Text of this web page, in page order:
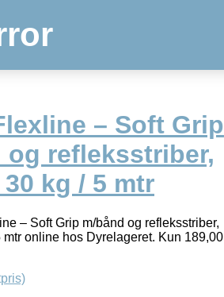
– Soft Grip
og refleksstriber,
kg / 5 mtr
– Soft Grip m/bånd og refleksstriber,
mtr online hos Dyrelageret. Kun 189,00